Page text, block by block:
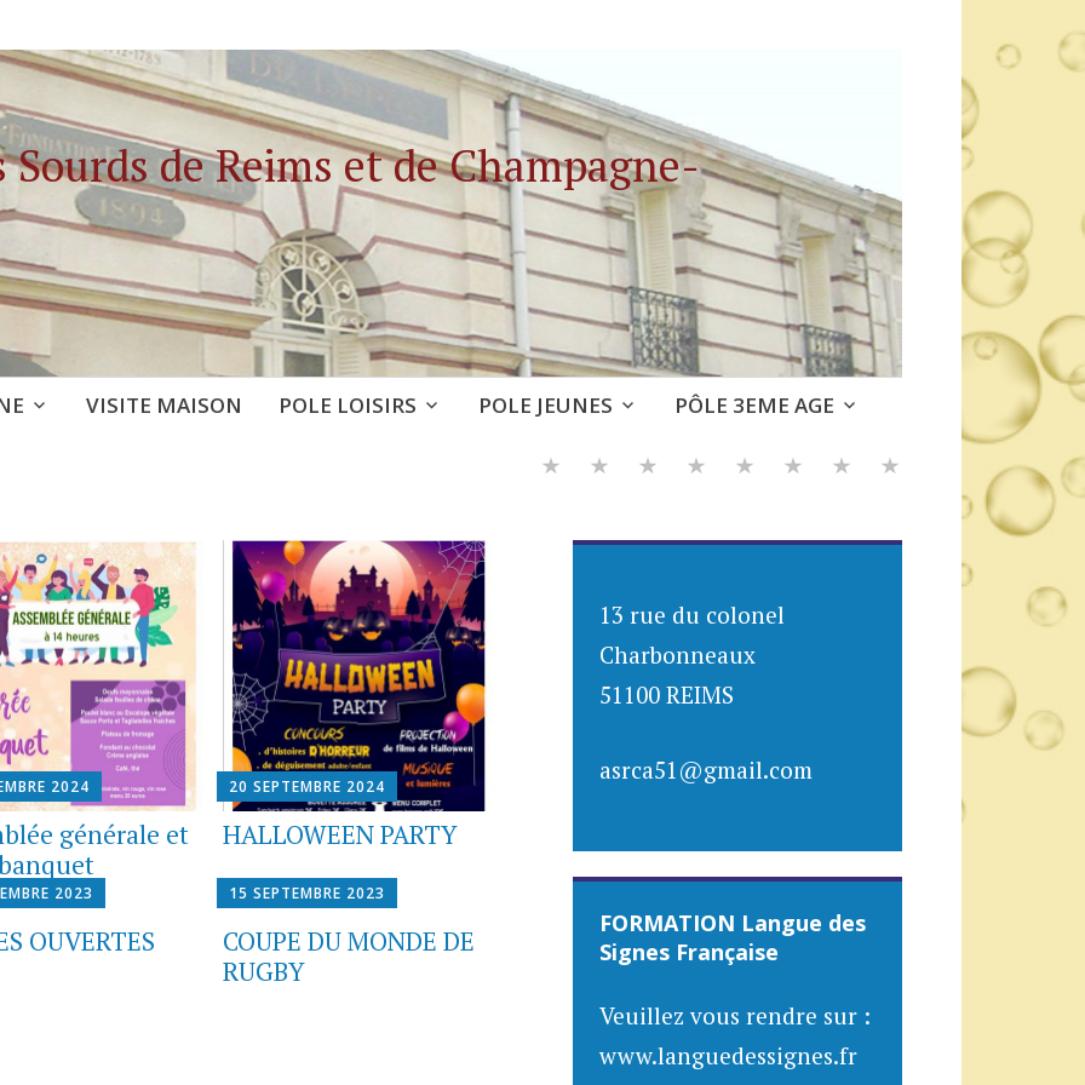
de Reims et de Champagne-
VISITE MAISON POLE LOISIRS POLE JEUNES PÔLE 3EME AGE
2024
générale et
20 SEPTEMBRE 2024
HALLOWEEN PARTY
2023
OUVERTES
15 SEPTEMBRE 2023
COUPE DU MONDE DE
RUGBY
13 rue du colonel
Charbonneaux
51100 REIMS
asrca51@gmail.com
FORMATION Langue des
Signes Française
Veuillez vous rendre sur :
www.languedessignes.fr